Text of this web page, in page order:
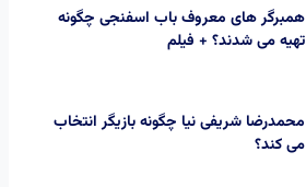
همبرگر های معروف باب اسفنجی چگونه
تهیه می شدند؟ + فیلم
محمدرضا شریفی نیا چگونه بازیگر انتخاب
می کند؟